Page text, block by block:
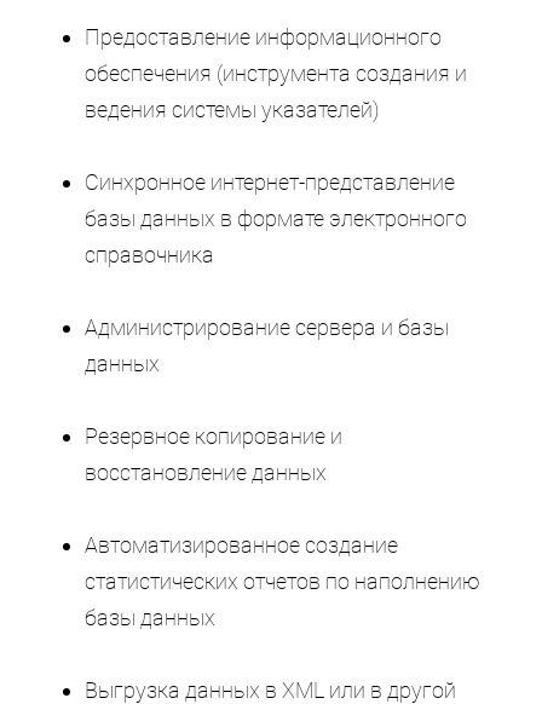
Предоставление информационного
обеспечения (инструмента создания и
ведения системы указателей)
Синхронное интернет-представление
базы данных в формате электронного
справочника
Администрирование сервера и базы
данных
Резервное копирование и
восстановление данных
Автоматизированное создание
статистических отчетов по наполнению
базы данных
Выгрузка данных в XML или в другой